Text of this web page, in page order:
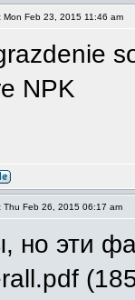
Mon Feb 23, 2015 11:46 am
NPK
Thu Feb 26, 2015 06:17 am
но эти